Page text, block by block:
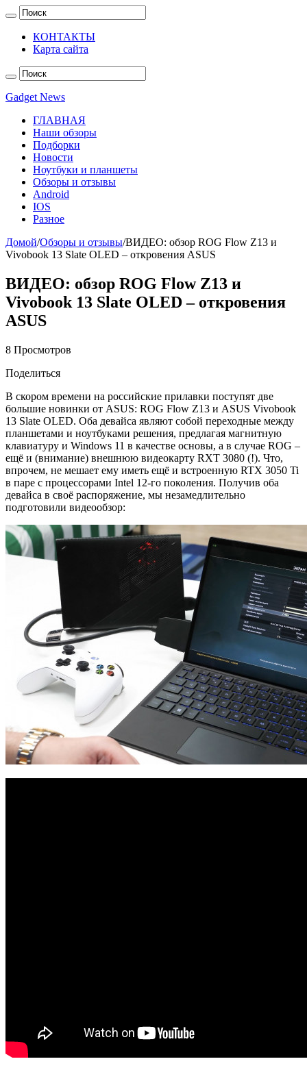
КОНТАКТЫ
Карта сайта
Gadget News
ГЛАВНАЯ
Наши обзоры
Подборки
Новости
Ноутбуки и планшеты
Обзоры и отзывы
Android
IOS
Разное
Домой/Обзоры и отзывы/ВИДЕО: обзор ROG Flow Z13 и
Vivobook 13 Slate OLED – откровения ASUS
ВИДЕО: обзор ROG Flow Z13 и
Vivobook 13 Slate OLED – откровения
ASUS
8 Просмотров
Поделиться
В скором времени на российские прилавки поступят две
большие новинки от ASUS: ROG Flow Z13 и ASUS Vivobook
13 Slate OLED. Оба девайса являют собой переходные между
планшетами и ноутбуками решения, предлагая магнитную
клавиатуру и Windows 11 в качестве основы, а в случае ROG –
ещё и (внимание) внешнюю видеокарту RXT 3080 (!). Что,
впрочем, не мешает ему иметь ещё и встроенную RTX 3050 Ti
в паре с процессорами Intel 12-го поколения. Получив оба
девайса в своё распоряжение, мы незамедлительно
подготовили видеообзор: